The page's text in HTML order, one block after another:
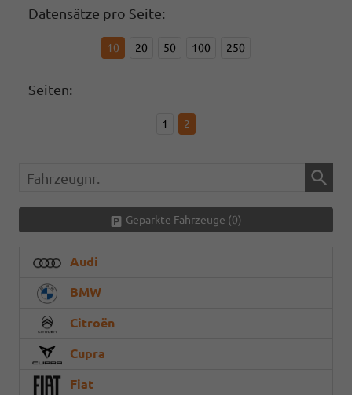
Datensätze pro Seite:
10 20 50 100 250
Seiten:
1 2
Fahrzeugnr.
Geparkte Fahrzeuge (0)
Audi
BMW
Citroën
Cupra
Fiat